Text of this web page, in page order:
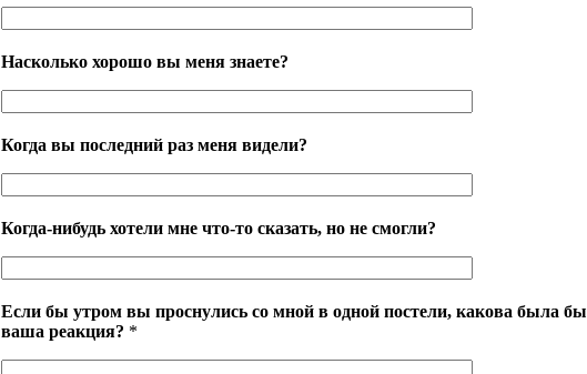
Насколько хорошо вы меня знаете?
Когда вы последний раз меня видели?
Когда-нибудь хотели мне что-то сказать, но не смогли?
Если бы утром вы проснулись со мной в одной постели, какова была бы
ваша реакция? *